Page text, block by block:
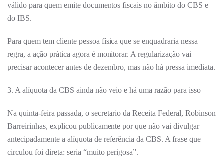
válido para quem emite documentos fiscais no âmbito do CBS e
do IBS.
Para quem tem cliente pessoa física que se enquadraria nessa
regra, a ação prática agora é monitorar. A regularização vai
precisar acontecer antes de dezembro, mas não há pressa imediata.
3. A alíquota da CBS ainda não veio e há uma razão para isso
Na quinta-feira passada, o secretário da Receita Federal, Robinson
Barreirinhas, explicou publicamente por que não vai divulgar
antecipadamente a alíquota de referência da CBS. A frase que
circulou foi direta: seria “muito perigosa”.